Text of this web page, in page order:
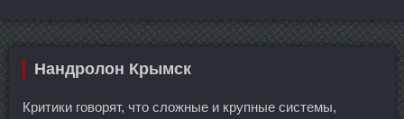
Нандролон Крымск
Критики говорят, что сложные и крупные системы,